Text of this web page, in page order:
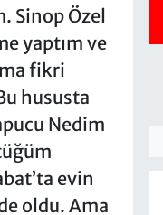
Sinop Özel
yaptım ve
fikri
hususta
Nedim
evin
oldu. Ama